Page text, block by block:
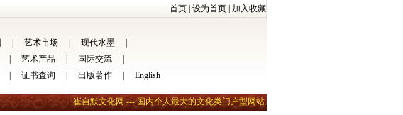
首页 设为首页 加入收藏
艺术市场 现代水墨
艺术产品 国际交流
证书査询 出版著作 English
崔自默文化网 --- 国内个人最大的文化类门户型网站